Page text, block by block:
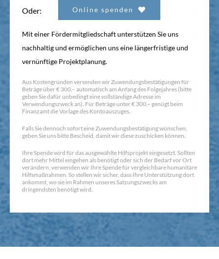
Oder: Online spenden
Mit einer Fördermitgliedschaft unterstützen Sie uns
nachhaltig und ermöglichen uns eine längerfristige und
vernünftige Projektplanung.
Aus Kostengründen versenden wir Zuwendungsbestätigungen für
Beträge über € 300,– automatisch am Anfang des Folgejahres (bitte
geben Sie dafür unbedingt eine vollständige Adresse im
Verwendungszweck an). Für Beträge unter € 300,– genügt beim
Finanzamt die Vorlage des Kontoauszuges.
Falls Sie dennoch sofort eine Zuwendungsbestätigung wünschen,
geben Sie uns bitte Bescheid, damit wir diese zuschicken können.
Ihre Spende wird für das ausgewählte Hilfsprojekt eingesetzt. Sollten
dort mehr Mittel eingehen als benötigt oder sich der Bedarf vor Ort
verändern, verwenden wir Ihre Spende für vergleichbare humanitäre
Hilfsmaßnahmen. So stellen wir sicher, dass Ihre Unterstützung dort
ankommt, wo sie im Rahmen unseres Satzungszwecks am
dringendsten benötigt wird.